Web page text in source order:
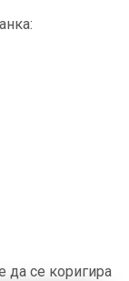
да се коригира